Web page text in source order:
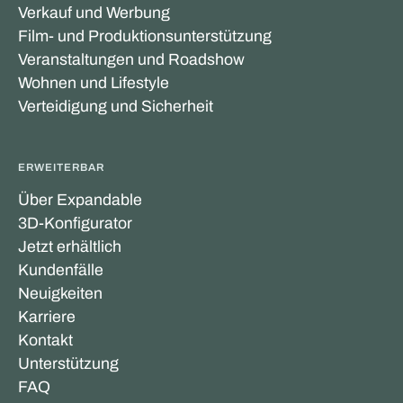
Verkauf und Werbung
Film- und Produktionsunterstützung
Veranstaltungen und Roadshow
Wohnen und Lifestyle
Verteidigung und Sicherheit
ERWEITERBAR
Über Expandable
3D-Konfigurator
Jetzt erhältlich
Kundenfälle
Neuigkeiten
Karriere
Kontakt
Unterstützung
FAQ